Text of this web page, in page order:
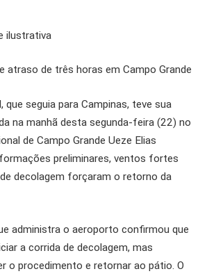
ilustrativa
atraso de três horas em Campo Grande
que seguia para Campinas, teve sua
na manhã desta segunda-feira (22) no
de Campo Grande Ueze Elias
preliminares, ventos fortes
decolagem forçaram o retorno da
administra o aeroporto confirmou que
a corrida de decolagem, mas
o procedimento e retornar ao pátio. O